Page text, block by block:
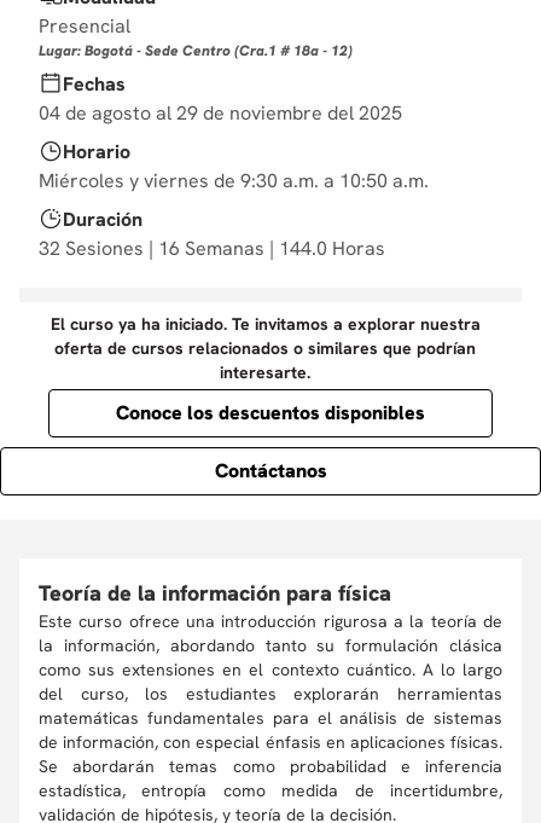
10. marketing
Presencial
Lugar: Bogotá - Sede Centro (Cra.1 # 18a - 12)
Fechas
04 de agosto al 29 de noviembre del 2025
Horario
Miércoles y viernes de 9:30 a.m. a 10:50 a.m.
Duración
32 Sesiones | 16 Semanas | 144.0 Horas
El curso ya ha iniciado. Te invitamos a explorar nuestra
oferta de cursos relacionados o similares que podrían
interesarte.
Conoce los descuentos disponibles
Contáctanos
Teoría de la información para física
Este curso ofrece una introducción rigurosa a la teoría de
la información, abordando tanto su formulación clásica
como sus extensiones en el contexto cuántico. A lo largo
del curso, los estudiantes explorarán herramientas
matemáticas fundamentales para el análisis de sistemas
de información, con especial énfasis en aplicaciones físicas.
Se abordarán temas como probabilidad e inferencia
estadística, entropía como medida de incertidumbre,
validación de hipótesis, y teoría de la decisión.